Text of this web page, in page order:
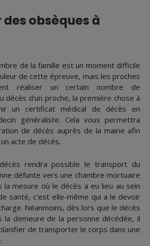
obsèques à
de la famille est un moment difficile
de cette épreuve, mais les proches
réaliser un certain nombre de
décès d'un proche, la première chose à
un certificat médical de décès en
généraliste. Cela vous permettra
de décès auprès de la mairie afin
acte de décès.
rendra possible le transport du
défunte vers une chambre mortuaire
la mesure où le décès a eu lieu au sein
santé, c'est elle-même qui a le devoir
Néanmoins, dès lors que le décès
la demeure de la personne décédée, il
de transporter le corps dans une